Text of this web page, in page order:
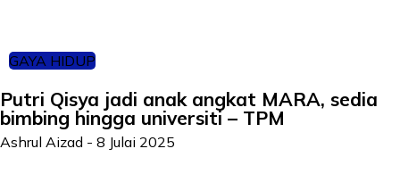
GAYA HIDUP
Putri Qisya jadi anak angkat MARA, sedia
bimbing hingga universiti – TPM
Ashrul Aizad - 8 Julai 2025